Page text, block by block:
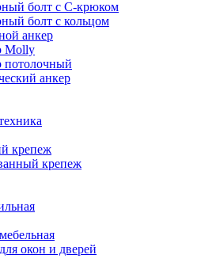
болт с С-крюком
болт с кольцом
анкер
Molly
потолочный
анкер
крепеж
крепеж
окон и дверей